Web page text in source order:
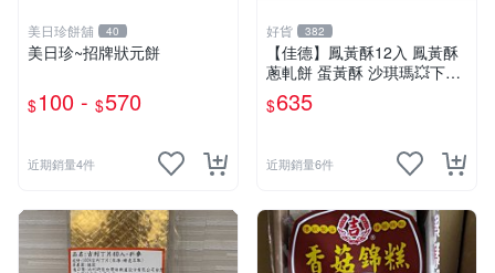
美日珍餅舖 40
美日珍~招牌狀元餅
$100 - $570
近期銷量4件
好貨 382
【佳德】鳳黃酥12入 鳳黃酥
蔥軋餅 蛋黃酥 沙琪瑪💥下單
後購最新鮮～
$635
近期銷量6件